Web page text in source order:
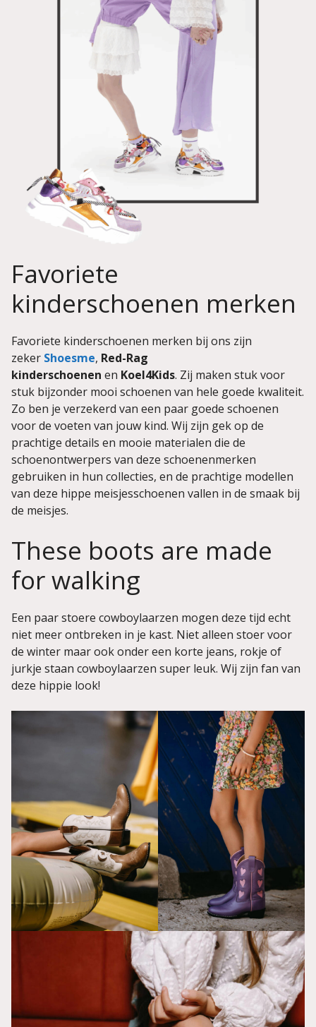
Favoriete
kinderschoenen merken
Favoriete kinderschoenen merken bij ons zijn
zeker Shoesme, Red-Rag
kinderschoenen en Koel4Kids. Zij maken stuk voor
stuk bijzonder mooi schoenen van hele goede kwaliteit.
Zo ben je verzekerd van een paar goede schoenen
voor de voeten van jouw kind. Wij zijn gek op de
prachtige details en mooie materialen die de
schoenontwerpers van deze schoenenmerken
gebruiken in hun collecties, en de prachtige modellen
van deze hippe meisjesschoenen vallen in de smaak bij
de meisjes.
These boots are made
for walking
Een paar stoere cowboylaarzen mogen deze tijd echt
niet meer ontbreken in je kast. Niet alleen stoer voor
de winter maar ook onder een korte jeans, rokje of
jurkje staan cowboylaarzen super leuk. Wij zijn fan van
deze hippie look!